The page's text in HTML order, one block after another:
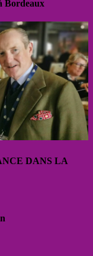
Bordeaux
DANS LA